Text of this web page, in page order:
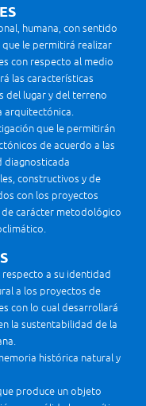
humana, con sentido
le permitirá realizar
con respecto al medio
las características
del lugar y del terreno
arquitectónica.
que le permitirán
de acuerdo a las
diagnosticada
constructivos y de
con los proyectos
carácter metodológico
a su identidad
a los proyectos de
con lo cual desarrollará
la sustentabilidad de la
histórica natural y
produce un objeto